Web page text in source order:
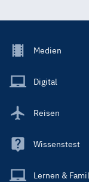
Footer
Main
Medien
Digital
Reisen
Wissenstest
Lernen &